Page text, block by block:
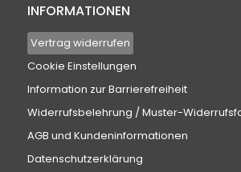
INFORMATIONEN
Vertrag widerrufen
Cookie Einstellungen
Information zur Barrierefreiheit
Widerrufsbelehrung / Muster-
AGB und Kundeninformationen
Datenschutzerklärung